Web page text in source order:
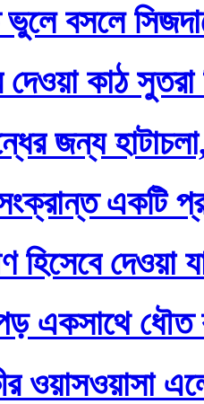
বসলে
কাঠ সুতরা
জন্য
সংক্রান্ত একটি
হিসেবে দেওয়া
একসাথে ধৌত
ওয়াসওয়াসা